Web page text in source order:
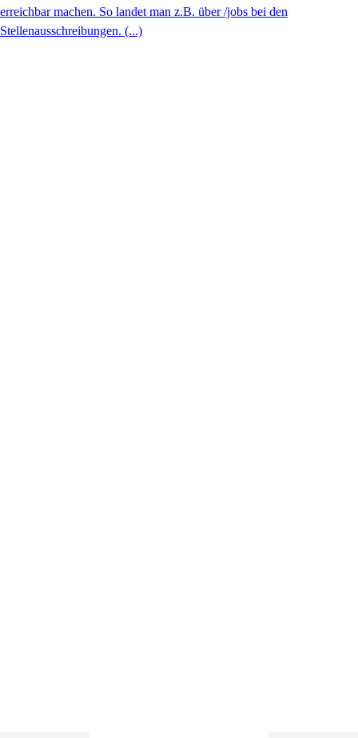
erreichbar machen. So landet man z.B. über /jobs bei den
Stellenausschreibungen. (...)